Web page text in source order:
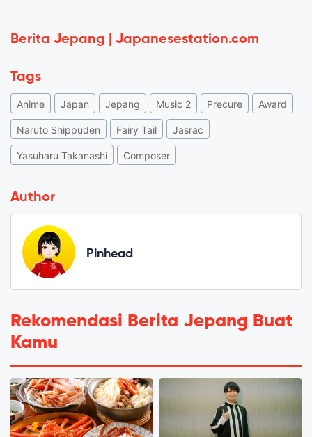
Berita Jepang | Japanesestation.com
Tags
Anime Japan Jepang Music 2 Precure Award
Naruto Shippuden Fairy Tail Jasrac
Yasuharu Takanashi Composer
Author
Pinhead
Rekomendasi Berita Jepang Buat
Kamu